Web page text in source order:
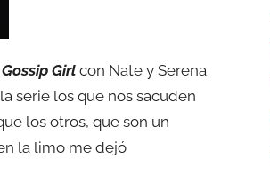
Gossip Girl con Nate y Serena
serie los que nos sacuden
los otros, que son un
la limo me dejó